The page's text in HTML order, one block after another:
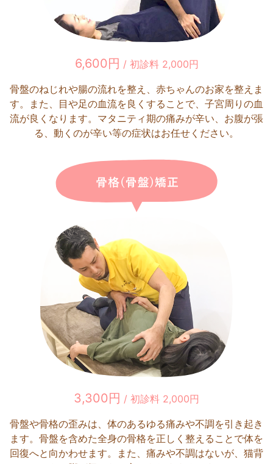
6,600円 / 初診料 2,000円
骨盤のねじれや腸の流れを整え、赤ちゃんのお家を整えま
す。また、目や足の血流を良くすることで、子宮周りの血
流が良くなります。マタニティ期の痛みが辛い、お腹が張
る、動くのが辛い等の症状はお任せください。
3,300円 / 初診料 2,000円
骨盤や骨格の歪みは、体のあるゆる痛みや不調を引き起き
ます。骨盤を含めた全身の骨格を正しく整えることで体を
回復へと向かわせます。また、痛みや不調はないが、猫背